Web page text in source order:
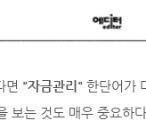
면 "자금관리" 한단어가
보는 것도 매우 중요